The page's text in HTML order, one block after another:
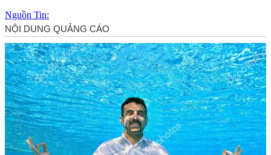
Nguồn Tin: